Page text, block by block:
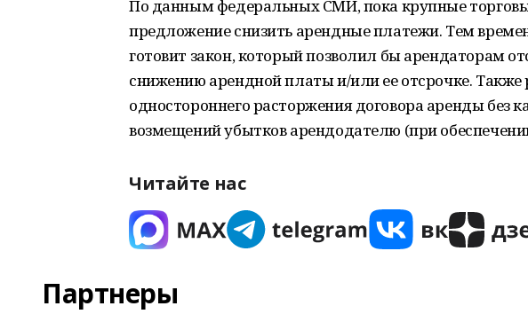
По данным федеральных СМИ, пока крупные
предложение снизить арендные платежи. Тем
готовит закон, который позволил бы арендаторам
снижению арендной платы и/или ее отсрочке. Также
одностороннего расторжения договора аренды без
возмещений убытков арендодателю (при
Читайте нас
Партнеры